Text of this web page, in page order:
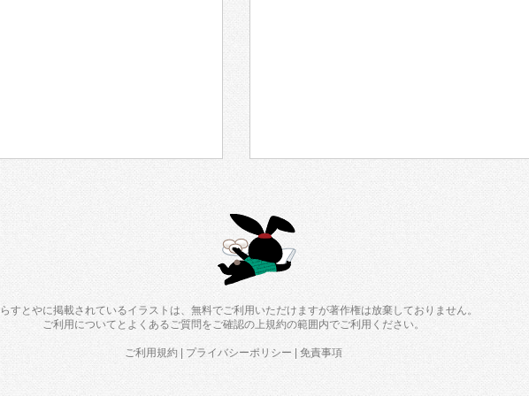
すとやに掲載されているイラストは、無料でご利用いただけますが著作権は放棄しておりません。
ご利用について と よくあるご質問をご確認の上規約の範囲内でご利用ください。
ご利用規約 | プライバシーポリシー |免責事項